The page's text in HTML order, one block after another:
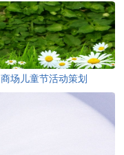
商场儿童节活动策划